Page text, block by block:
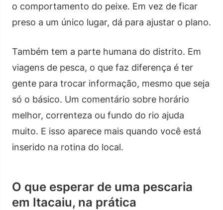
o comportamento do peixe. Em vez de ficar
preso a um único lugar, dá para ajustar o plano.
Também tem a parte humana do distrito. Em
viagens de pesca, o que faz diferença é ter
gente para trocar informação, mesmo que seja
só o básico. Um comentário sobre horário
melhor, correnteza ou fundo do rio ajuda
muito. E isso aparece mais quando você está
inserido na rotina do local.
O que esperar de uma pescaria
em Itacaiu, na prática